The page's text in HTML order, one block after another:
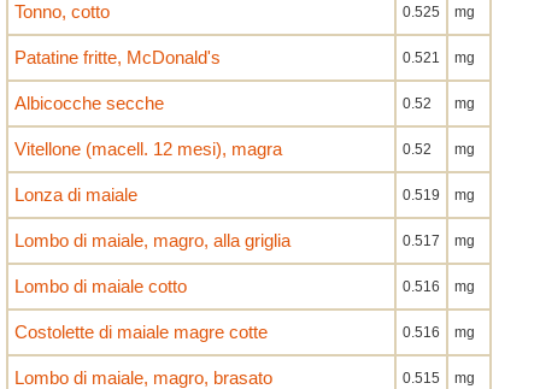
Tonno, cotto 0.525 mg
Patatine fritte, McDonald's 0.521 mg
Albicocche secche 0.52 mg
Vitellone (macell. 12 mesi), magra 0.52 mg
Lonza di maiale 0.519 mg
Lombo di maiale, magro, alla griglia 0.517 mg
Lombo di maiale cotto 0.516 mg
Costolette di maiale magre cotte 0.516 mg
Lombo di maiale, magro, brasato 0.515 mg